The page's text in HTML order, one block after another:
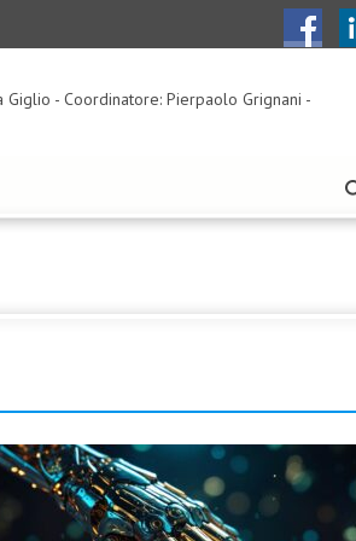
- Coordinatore: Pierpaolo Grignani -